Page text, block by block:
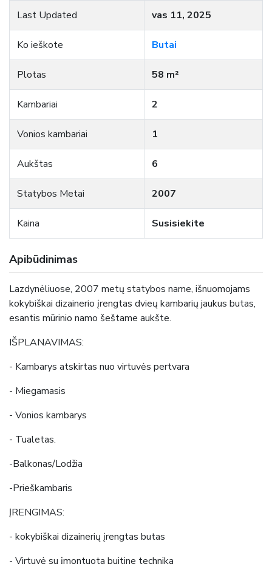
Last Updated vas 11, 2025
Ko ieškote Butai
Plotas 58 m²
Kambariai 2
Vonios kambariai 1
Aukštas 6
Statybos Metai 2007
Kaina Susisiekite
Apibūdinimas
Lazdynėliuose, 2007 metų statybos name, išnuomojams
kokybiškai dizainerio įrengtas dvieų kambarių jaukus butas,
esantis mūrinio namo šeštame aukšte.
IŠPLANAVIMAS:
- Kambarys atskirtas nuo virtuvės pertvara
- Miegamasis
- Vonios kambarys
- Tualetas.
-Balkonas/Lodžia
-Prieškambaris
ĮRENGIMAS:
- kokybiškai dizainerių įrengtas butas
- Virtuvė su įmontuota buitine technika